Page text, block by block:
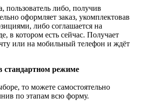
пользователь либо, получив
оформляет заказ, укомплектовав
либо соглашается на
в котором есть сейчас. Получает
или на мобильный телефон и ждёт
стандартном режиме
то можете самостоятельно
по этапам всю форму.